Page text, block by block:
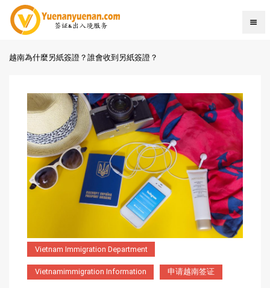
越南為什麼另紙簽證？誰會收到另紙簽證？
Vietnam Immigration Department
Vietnamimmigration Information 申请越南签证